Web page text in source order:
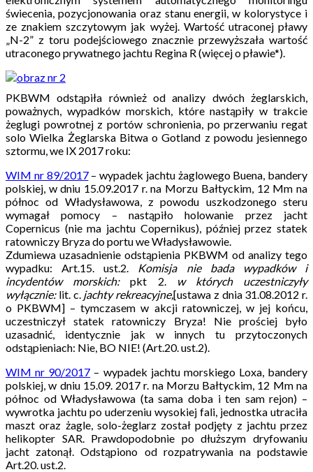
świecenia, pozycjonowania oraz stanu energii, w kolorystyce i
ze znakiem szczytowym jak wyżej. Wartość utraconej pławy
„N-2” z toru podejściowego znacznie przewyższała wartość
utraconego prywatnego jachtu Regina R (więcej o pławie*).
PKBWM odstąpiła również od analizy dwóch żeglarskich,
poważnych, wypadków morskich, które nastąpiły w trakcie
żeglugi powrotnej z portów schronienia, po przerwaniu regat
solo Wielka Żeglarska Bitwa o Gotland z powodu jesiennego
sztormu, we IX 2017 roku:
WIM nr 89/2017– wypadek jachtu żaglowego Buena, bandery
polskiej, w dniu 15.09.2017 r. na Morzu Bałtyckim, 12 Mm na
północ od Władysławowa, z powodu uszkodzonego steru
wymagał pomocy – nastąpiło holowanie przez jacht
Copernicus (nie ma jachtu Copernikus), później przez statek
ratowniczy Bryza do portu we Władysławowie.
Zdumiewa uzasadnienie odstąpienia PKBWM od analizy tego
wypadku: Art.15. ust.2. Komisja nie bada wypadków i
incydentów morskich:pkt 2.w których uczestniczyły
wyłącznie: lit. c.jachty rekreacyjne,[ustawa z dnia 31.08.2012 r.
o PKBWM] – tymczasem w akcji ratowniczej, w jej końcu,
uczestniczył statek ratowniczy Bryza! Nie prościej było
uzasadnić, identycznie jak w innych tu przytoczonych
odstąpieniach: Nie, BO NIE! (Art.20. ust.2).
WIM nr 90/2017 – wypadek jachtu morskiego Loxa, bandery
polskiej, w dniu 15.09. 2017 r. na Morzu Bałtyckim, 12 Mm na
północ od Władysławowa (ta sama doba i ten sam rejon) –
wywrotka jachtu po uderzeniu wysokiej fali, jednostka utraciła
maszt oraz żagle, solo-żeglarz został podjęty z jachtu przez
helikopter SAR. Prawdopodobnie po dłuższym dryfowaniu
jacht zatonął. Odstąpiono od rozpatrywania na podstawie
Art.20. ust.2.